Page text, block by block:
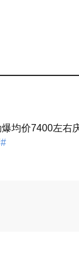
均价7400左右